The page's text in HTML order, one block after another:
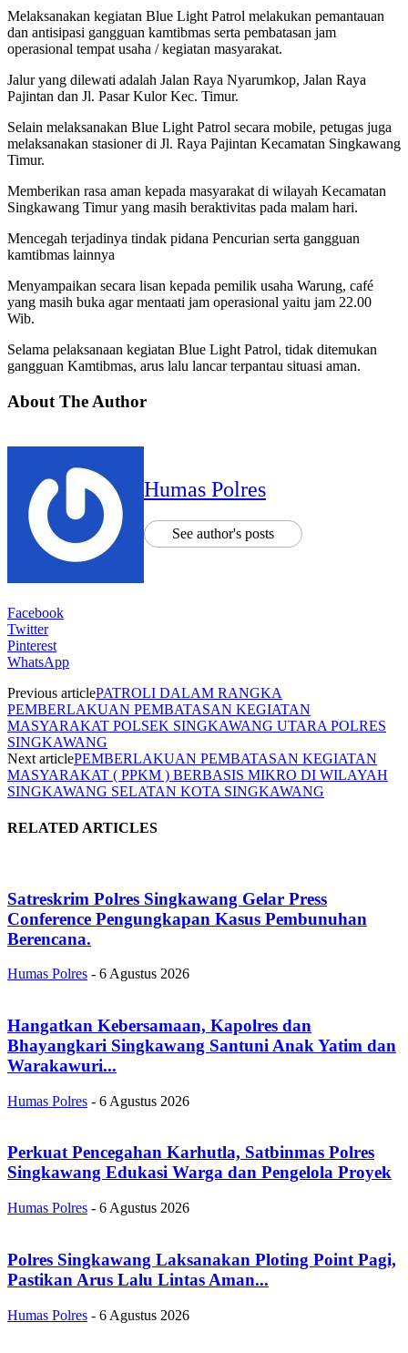
Melaksanakan kegiatan Blue Light Patrol melakukan pemantauan
dan antisipasi gangguan kamtibmas serta pembatasan jam
operasional tempat usaha / kegiatan masyarakat.
Jalur yang dilewati adalah Jalan Raya Nyarumkop, Jalan Raya
Pajintan dan Jl. Pasar Kulor Kec. Timur.
Selain melaksanakan Blue Light Patrol secara mobile, petugas juga
melaksanakan stasioner di Jl. Raya Pajintan Kecamatan Singkawang
Timur.
Memberikan rasa aman kepada masyarakat di wilayah Kecamatan
Singkawang Timur yang masih beraktivitas pada malam hari.
Mencegah terjadinya tindak pidana Pencurian serta gangguan
kamtibmas lainnya
Menyampaikan secara lisan kepada pemilik usaha Warung, café
yang masih buka agar mentaati jam operasional yaitu jam 22.00
Wib.
Selama pelaksanaan kegiatan Blue Light Patrol, tidak ditemukan
gangguan Kamtibmas, arus lalu lancar terpantau situasi aman.
About The Author
Humas Polres
See author's posts
Facebook
Twitter
Pinterest
WhatsApp
Previous articlePATROLI DALAM RANGKA
PEMBERLAKUAN PEMBATASAN KEGIATAN
MASYARAKAT POLSEK SINGKAWANG UTARA POLRES
SINGKAWANG
Next articlePEMBERLAKUAN PEMBATASAN KEGIATAN
MASYARAKAT ( PPKM ) BERBASIS MIKRO DI WILAYAH
SINGKAWANG SELATAN KOTA SINGKAWANG
RELATED ARTICLES
Satreskrim Polres Singkawang Gelar Press
Conference Pengungkapan Kasus Pembunuhan
Berencana.
Humas Polres - 6 Agustus 2026
Hangatkan Kebersamaan, Kapolres dan
Bhayangkari Singkawang Santuni Anak Yatim dan
Warakawuri...
Humas Polres - 6 Agustus 2026
Perkuat Pencegahan Karhutla, Satbinmas Polres
Singkawang Edukasi Warga dan Pengelola Proyek
Humas Polres - 6 Agustus 2026
Polres Singkawang Laksanakan Ploting Point Pagi,
Pastikan Arus Lalu Lintas Aman...
Humas Polres - 6 Agustus 2026